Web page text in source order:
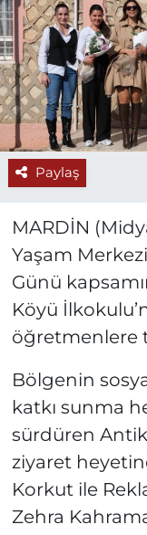
Paylaş
MARDİN
Yaşam
Günü
Köyü
öğretmenlere
Bölgenin
katkı sunma
sürdüren
ziyaret
Korkut ile
Zehra